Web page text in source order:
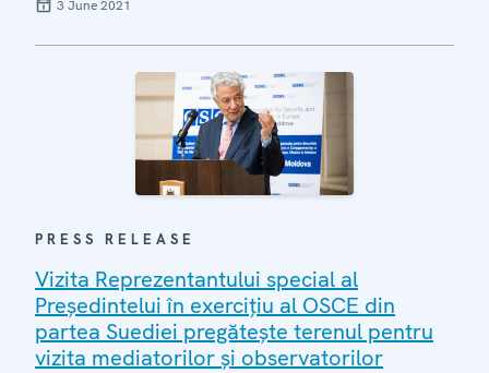
3 June 2021
PRESS RELEASE
Vizita Reprezentantului special al
Președintelui în exercițiu al OSCE din
partea Suediei pregătește terenul pentru
vizita mediatorilor și observatorilor